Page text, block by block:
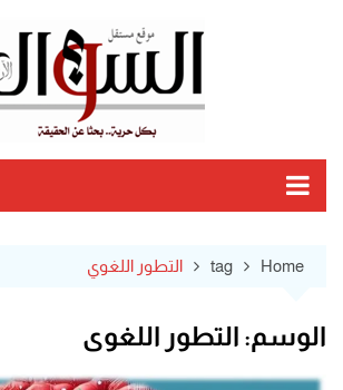
Home
tag التطور اللغوي
الوسم: التطور اللغوي